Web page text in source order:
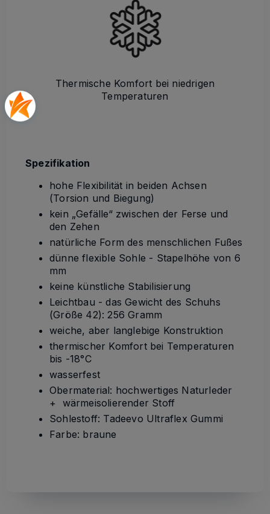
Thermische Komfort bei niedrigen
Temperaturen
Spezifikation
hohe Flexibilität in beiden Achsen
(Torsion und Biegung)
kein „Gefälle“ zwischen der Ferse und
den Zehen
natürliche Form des menschlichen Fußes
dünne flexible Sohle - Stapelhöhe von 6
mm
keine künstliche Stabilisierung
Leichtbau - das Gewicht des Schuhs
(Größe 42): 256 Gramm
weiche, aber langlebige Konstruktion
thermischer Komfort bei Temperaturen
bis -18°C
wasserfest
Obermaterial: hochwertiges Naturleder
+ wärmeisolierender Stoff
Sohlestoff: Tadeevo Ultraflex Gummi
Farbe: braune